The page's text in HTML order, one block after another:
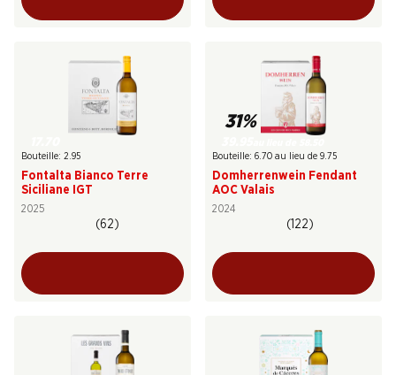
Bouteille: 2.95
Fontalta Bianco Terre
Siciliane IGT
2025
(62)
31%
Bouteille: 6.70 au lieu de 9.75
Domherrenwein Fendant
AOC Valais
2024
(122)